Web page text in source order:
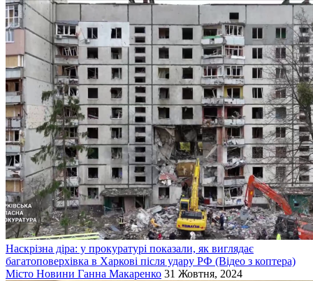
Наскрізна діра: у прокуратурі показали, як виглядає
багатоповерхівка в Харкові після удару РФ (Відео з коптера)
Місто Новини Ганна Макаренко 31 Жовтня, 2024